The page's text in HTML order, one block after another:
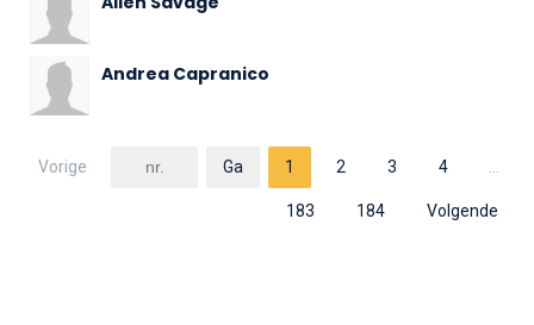
Andrea Capranico
Vorige 1 2 3 4
183 184 Volgende